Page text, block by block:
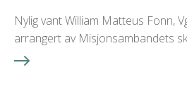
Nylig vant William Matteus Fonn,
arrangert av Misjonsambandets